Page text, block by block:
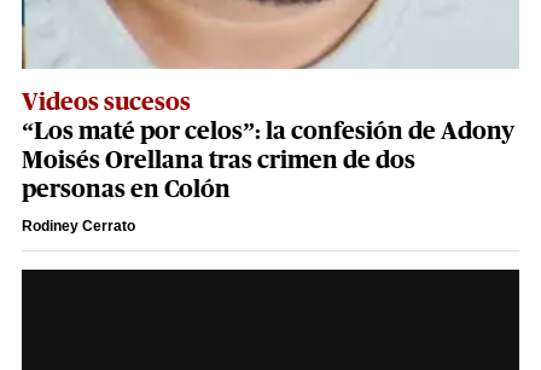
Videos sucesos
“Los maté por celos”: la confesión de Adony
Moisés Orellana tras crimen de dos
personas en Colón
Rodiney Cerrato